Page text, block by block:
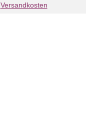
Versandkosten